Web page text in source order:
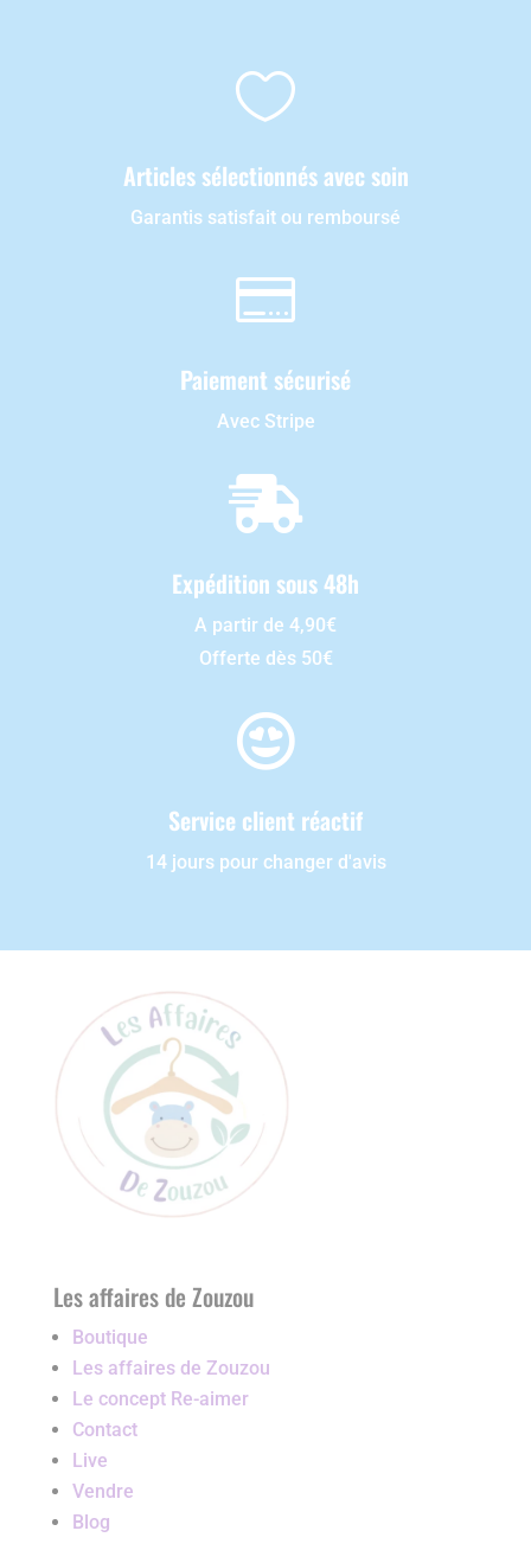

Articles sélectionnés avec soin
Garantis satisfait ou remboursé

Paiement sécurisé
Avec Stripe

Expédition sous 48h
A partir de 4,90€
Offerte dès 50€

Service client réactif
14 jours pour changer d'avis
Les affaires de Zouzou
Boutique
Les affaires de Zouzou
Le concept Re-aimer
Contact
Live
Vendre
Blog